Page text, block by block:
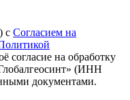
с Согласием на
согласие на обработку
(ИНН
документами.